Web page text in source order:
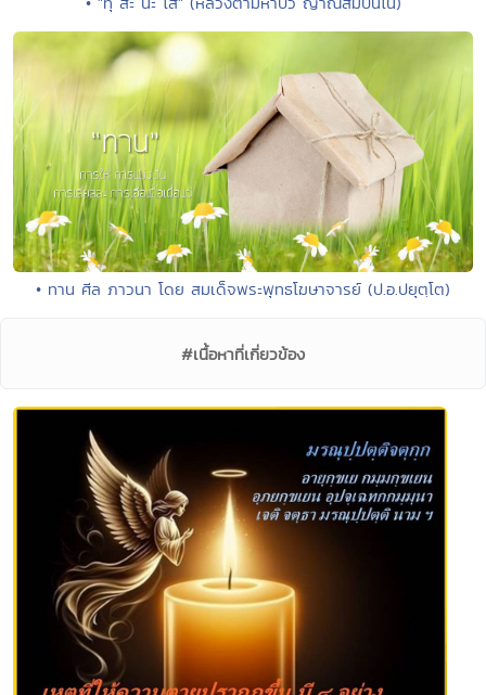
• ทาน ศีล ภาวนา โดย สมเด็จพระพุทธโฆษาจารย์ (ป.อ.ปยุตฺโต)
#เนื้อหาที่เกี่ยวข้อง